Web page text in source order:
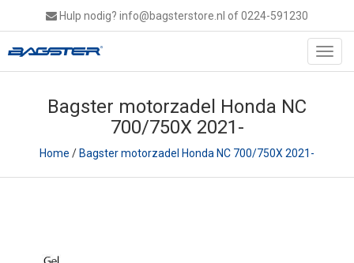
Hulp nodig? info@bagsterstore.nl of 0224-591230
Bagster motorzadel Honda NC
700/750X 2021-
Home /Bagster motorzadel Honda NC 700/750X 2021-